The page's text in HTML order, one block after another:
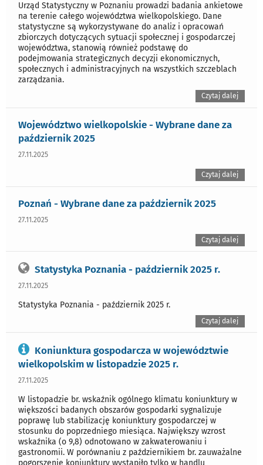
Urząd Statystyczny w Poznaniu prowadzi badania ankietowe
na terenie całego województwa wielkopolskiego. Dane
statystyczne są wykorzystywane do analiz i opracowań
zbiorczych dotyczących sytuacji społecznej i gospodarczej
województwa, stanowią również podstawę do
podejmowania strategicznych decyzji ekonomicznych,
społecznych i administracyjnych na wszystkich szczeblach
zarządzania.
Czytaj dalej
Województwo wielkopolskie - Wybrane dane za
październik 2025
27.11.2025
Czytaj dalej
Poznań - Wybrane dane za październik 2025
27.11.2025
Czytaj dalej
Statystyka Poznania - październik 2025 r.
27.11.2025
Statystyka Poznania - październik 2025 r.
Czytaj dalej
Koniunktura gospodarcza w województwie
wielkopolskim w listopadzie 2025 r.
27.11.2025
W listopadzie br. wskaźnik ogólnego klimatu koniunktury w
większości badanych obszarów gospodarki sygnalizuje
poprawę lub stabilizację koniunktury gospodarczej w
stosunku do poprzedniego miesiąca. Największy wzrost
wskaźnika (o 9,8) odnotowano w zakwaterowaniu i
gastronomii. W porównaniu z październikiem br. zauważalne
pogorszenie koniunktury wystąpiło tylko w handlu